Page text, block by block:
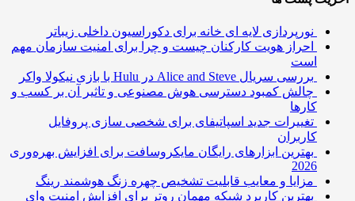
نورپردازی لایه ای خانه برای دکوراسیون داخلی زیباتر
احراز هویت کارکنان چیست و چرا برای امنیت سازمان مهم
بررسی سریال Alice and Steve در Hulu با بازی نیکولا واکر
چالش کمبود دسترسی هوش مصنوعی و تاثیر آن بر کسب و
کارها
تغییرات جدید اسپاتیفای برای شخصی سازی پروفایل
کاربران
بهترین ابزارهای رایگان مایکروسافت برای افزایش بهره‌وری
مزایا و معایب قابلیت تشخیص چهره زنگ هوشمند رینگ
بهترین کاربرد شبکه مهمان روتر برای افزایش امنیت وای